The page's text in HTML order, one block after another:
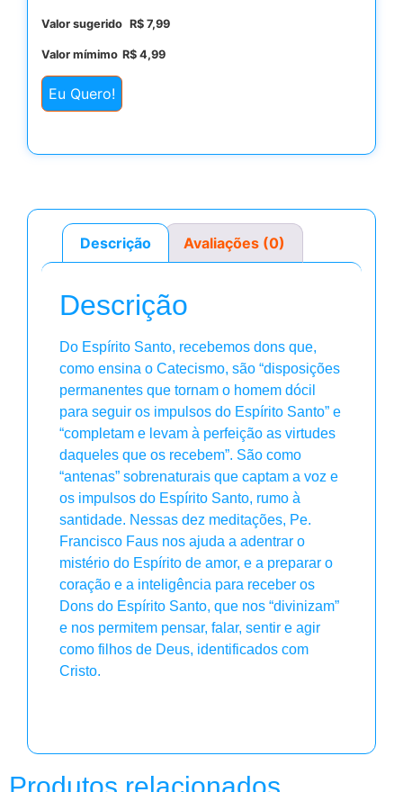
Valor sugerido R$ 7,99
Valor mímimo R$ 4,99
Eu Quero!
Descrição Avaliações (0)
Descrição
Do Espírito Santo, recebemos dons que,
como ensina o Catecismo, são “disposições
permanentes que tornam o homem dócil
para seguir os impulsos do Espírito Santo” e
“completam e levam à perfeição as virtudes
daqueles que os recebem”. São como
“antenas” sobrenaturais que captam a voz e
os impulsos do Espírito Santo, rumo à
santidade. Nessas dez meditações, Pe.
Francisco Faus nos ajuda a adentrar o
mistério do Espírito de amor, e a preparar o
coração e a inteligência para receber os
Dons do Espírito Santo, que nos “divinizam”
e nos permitem pensar, falar, sentir e agir
como filhos de Deus, identificados com
Cristo.